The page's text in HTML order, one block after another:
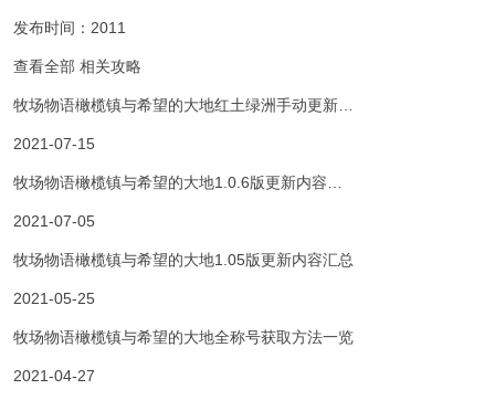
发布时间：2011
查看全部 相关攻略
牧场物语橄榄镇与希望的大地红土绿洲手动更新…
2021-07-15
牧场物语橄榄镇与希望的大地1.0.6版更新内容…
2021-07-05
牧场物语橄榄镇与希望的大地1.05版更新内容汇总
2021-05-25
牧场物语橄榄镇与希望的大地全称号获取方法一览
2021-04-27